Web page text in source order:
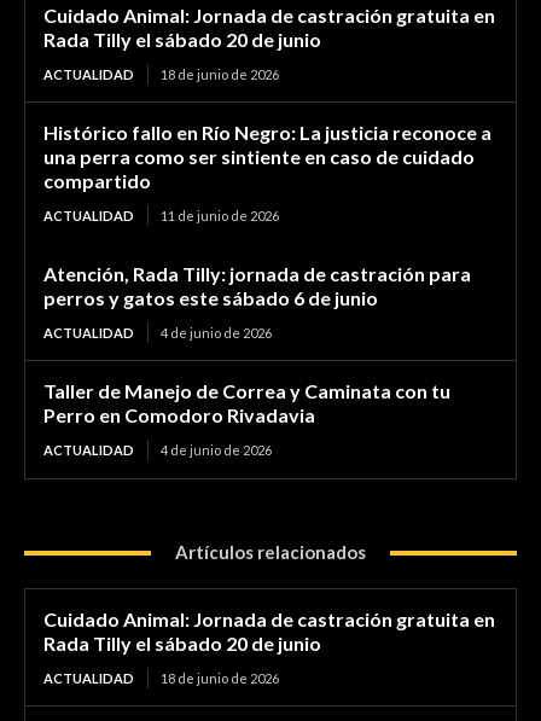
Cuidado Animal: Jornada de castración gratuita en
Rada Tilly el sábado 20 de junio
ACTUALIDAD 18 de junio de 2026
Histórico fallo en Río Negro: La justicia reconoce a
una perra como ser sintiente en caso de cuidado
compartido
ACTUALIDAD 11 de junio de 2026
Atención, Rada Tilly: jornada de castración para
perros y gatos este sábado 6 de junio
ACTUALIDAD 4 de junio de 2026
Taller de Manejo de Correa y Caminata con tu
Perro en Comodoro Rivadavia
ACTUALIDAD 4 de junio de 2026
Artículos relacionados
Cuidado Animal: Jornada de castración gratuita en
Rada Tilly el sábado 20 de junio
ACTUALIDAD 18 de junio de 2026